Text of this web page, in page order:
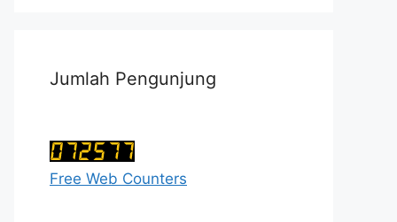
Jumlah Pengunjung
Free Web Counters